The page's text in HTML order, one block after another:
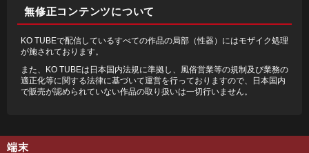
無修正コンテンツについて
KO TUBEで配信しているすべての作品の局部（性器）にはモザイク処理
が施されております。
また、KO TUBEは日本国内法規に準拠し、風俗営業等の規制及び業務の
適正化等に関する法律に基づいて運営を行っておりますので、日本国内
で販売が認められていない作品の取り扱いは一切行いません。
端末